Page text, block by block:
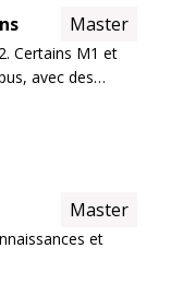
Master
Certains M1 et
avec des
différents.
parcours...
Master
et